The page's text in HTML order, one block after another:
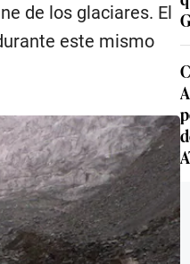
de los glaciares. El
este mismo